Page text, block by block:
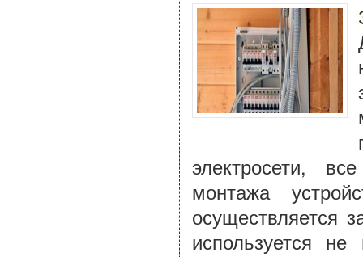
электросети,
монтажа
осуществляется
используется